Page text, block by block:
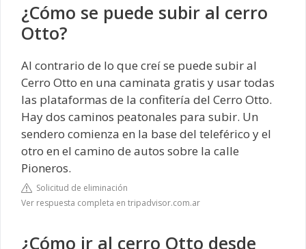
¿Cómo se puede subir al cerro
Otto?
Al contrario de lo que creí se puede subir al
Cerro Otto en una caminata gratis y usar todas
las plataformas de la confitería del Cerro Otto.
Hay dos caminos peatonales para subir. Un
sendero comienza en la base del teleférico y el
otro en el camino de autos sobre la calle
Pioneros.
Solicitud de eliminación
Ver respuesta completa en tripadvisor.com.ar
¿Cómo ir al cerro Otto desde